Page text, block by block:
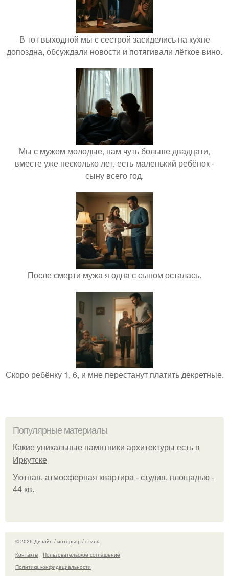
В тот выходной мы с сестрой засиделись на кухне
допоздна, обсуждали новости и потягивали лёгкое вино.
Мы с мужем молодые, нам чуть больше двадцати,
вместе уже несколько лет, есть маленький ребёнок -
сыну всего год.
После смерти мужа я одна с сыном осталась.
Скоро ребёнку 1, 6, и мне перестанут платить декретные.
Популярные материалы
Какие уникальные памятники архитектуры есть в
Иркутске
Уютная, атмосферная квартира - студия, площадью -
44 кв.
© 2026 Дизайн / интерьер / стиль
Контакты
Пользовательское соглашение
Политика конфидециальности